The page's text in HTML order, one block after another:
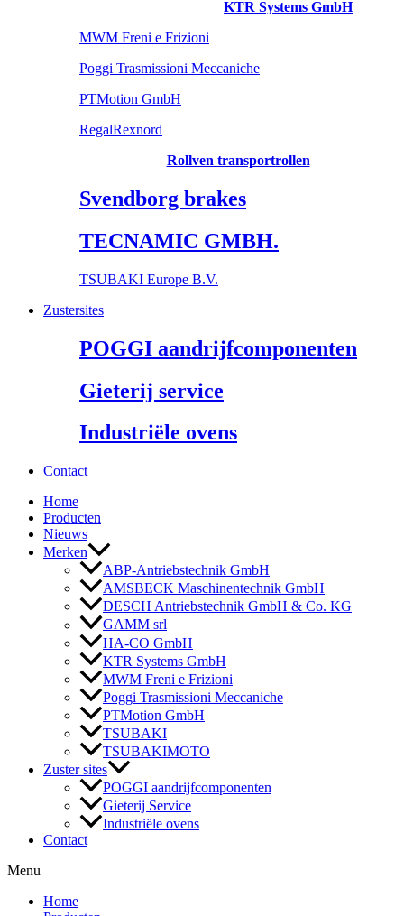
KTR Systems GmbH
MWM Freni e Frizioni
Poggi Trasmissioni Meccaniche
PTMotion GmbH
RegalRexnord
Rollven transportrollen
Svendborg brakes
TECNAMIC GMBH.
TSUBAKI Europe B.V.
Zustersites
POGGI aandrijfcomponenten
Gieterij service
Industriële ovens
Contact
Home
Producten
Nieuws
Merken
ABP-Antriebstechnik GmbH
AMSBECK Maschinentechnik GmbH
DESCH Antriebstechnik GmbH & Co. KG
GAMM srl
HA-CO GmbH
KTR Systems GmbH
MWM Freni e Frizioni
Poggi Trasmissioni Meccaniche
PTMotion GmbH
TSUBAKI
TSUBAKIMOTO
Zuster sites
POGGI aandrijfcomponenten
Gieterij Service
Industriële ovens
Contact
Menu
Home